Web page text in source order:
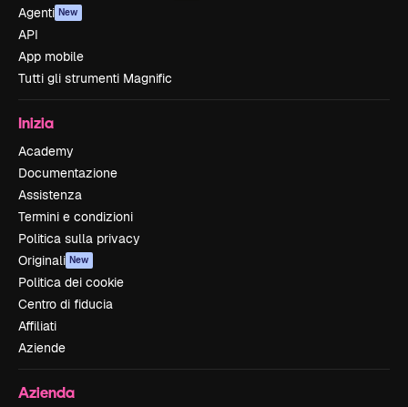
Agenti New
API
App mobile
Tutti gli strumenti Magnific
Inizia
Academy
Documentazione
Assistenza
Termini e condizioni
Politica sulla privacy
Originali New
Politica dei cookie
Centro di fiducia
Affiliati
Aziende
Azienda